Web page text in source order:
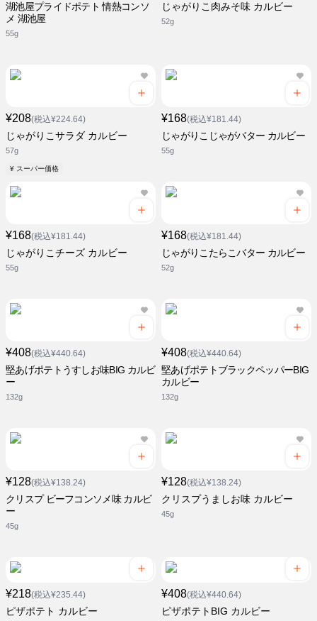
湖池屋プライドポテト 情熱コンソ
メ 湖池屋
55g
じゃがりこ肉みそ味 カルビー
52g
¥208(税込¥224.64)
じゃがりこサラダ カルビー
57g
¥ スーパー価格
¥168(税込¥181.44)
じゃがりこじゃがバター カルビー
55g
¥168(税込¥181.44)
じゃがりこチーズ カルビー
55g
¥168(税込¥181.44)
じゃがりこたらこバター カルビー
52g
¥408(税込¥440.64)
堅あげポテトうすしお味BIG カルビ
ー
132g
¥408(税込¥440.64)
堅あげポテトブラックペッパーBIG
カルビー
132g
¥128(税込¥138.24)
クリスプ ビーフコンソメ味 カルビ
ー
45g
¥128(税込¥138.24)
クリスプうましお味 カルビー
45g
¥218(税込¥235.44)
ピザポテト カルビー
¥408(税込¥440.64)
ピザポテトBIG カルビー